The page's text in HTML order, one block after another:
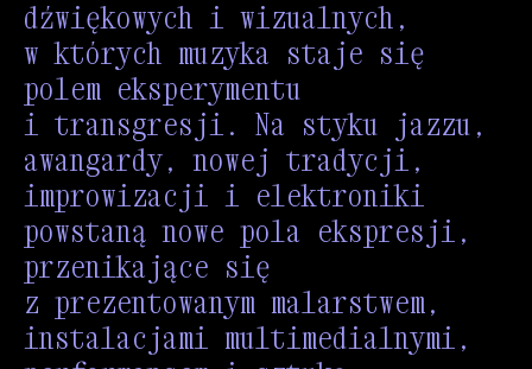
dźwiękowych i wizualnych,
w których muzyka staje się
polem eksperymentu
i transgresji. Na styku jazzu,
awangardy, nowej tradycji,
improwizacji i elektroniki
powstaną nowe pola ekspresji,
przenikające się
z prezentowanym malarstwem,
instalacjami multimedialnymi,